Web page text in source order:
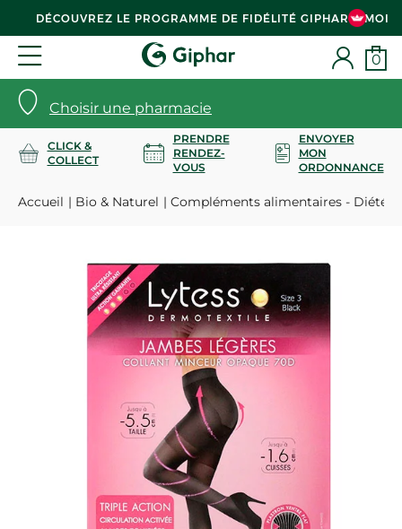
DÉCOUVREZ LE PROGRAMME DE FIDÉLITÉ GIPHAR & MOI
Choisir une pharmacie
0
CLICK &
COLLECT
PRENDRE
RENDEZ-
VOUS
ENVOYER
MON
ORDONNANCE
Accueil Bio & Naturel Compléments alimentaires -